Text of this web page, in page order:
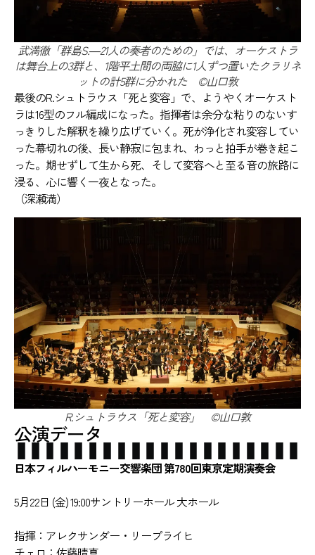
武満徹「群島S.―21人の奏者のための」では、オーケストラ
は舞台上の3群と、1階平土間の両脇に1人ずつ置いたクラリネ
ットの計5群に分かれた ©️山口敦
最後のR.シュトラウス「死と変容」で、ようやくオーケスト
ラは16型のフル編成になった。指揮者は余分な粘りのないす
っきりした解釈を繰り広げていく。死が浄化され変容してい
った幕切れの後、長い静寂に包まれ、わっと拍手が巻き起こ
った。期せずして生から死、そして変容へと至る音の旅路に
浸る、心に響く一夜となった。
（深瀬満）
R.シュトラウス「死と変容」 ©️山口敦
公演データ
日本フィルハーモニー交響楽団 第780回東京定期演奏会
5月22日 (金) 19:00サントリーホール 大ホール
指揮：アレクサンダー・リープライヒ